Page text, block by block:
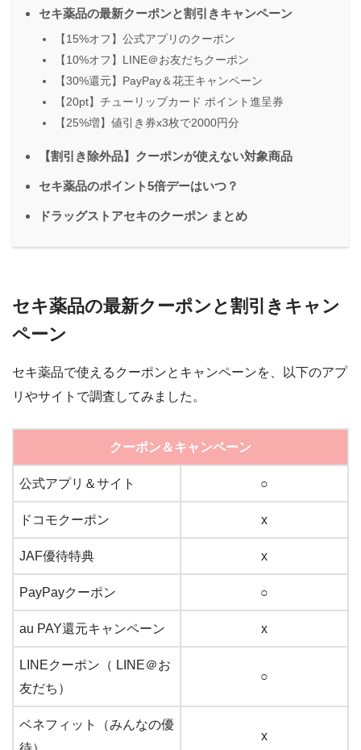
セキ薬品の最新クーポンと割引きキャンペーン
【15%オフ】公式アプリのクーポン
【10%オフ】LINE＠お友だちクーポン
【30%還元】PayPay＆花王キャンペーン
【20pt】チューリップカード ポイント進呈券
【25%増】値引き券x3枚で2000円分
【割引き除外品】クーポンが使えない対象商品
セキ薬品のポイント5倍デーはいつ？
ドラッグストアセキのクーポン まとめ
セキ薬品の最新クーポンと割引きキャン
ペーン
セキ薬品で使えるクーポンとキャンペーンを、以下のアプ
リやサイトで調査してみました。
クーポン＆キャンペーン
公式アプリ＆サイト ○
ドコモクーポン x
JAF優待特典 x
PayPayクーポン ○
au PAY還元キャンペーン x
LINEクーポン（ LINE＠お
友だち）
○
ベネフィット（みんなの優
x